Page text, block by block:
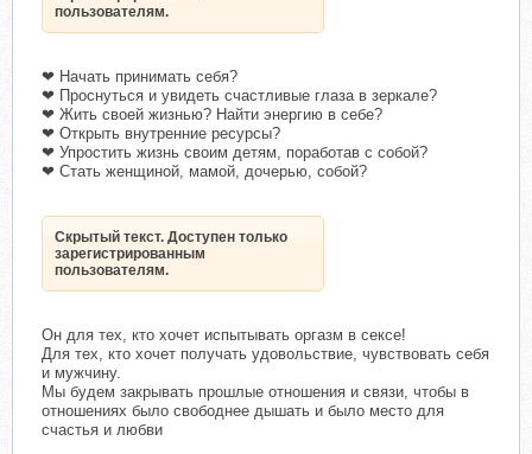
пользователям.
❤ Начать принимать себя?
❤ Проснуться и увидеть счастливые глаза в зеркале?
❤ Жить своей жизнью? Найти энергию в себе?
❤ Открыть внутренние ресурсы?
❤ Упростить жизнь своим детям, поработав с собой?
❤ Стать женщиной, мамой, дочерью, собой?
Скрытый текст. Доступен только
зарегистрированным
пользователям.
Он для тех, кто хочет испытывать оргазм в сексе!
Для тех, кто хочет получать удовольствие, чувствовать себя
и мужчину.
Мы будем закрывать прошлые отношения и связи, чтобы в
отношениях было свободнее дышать и было место для
счастья и любви